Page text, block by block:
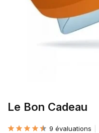
Le Bon Cadeau
9 évaluations